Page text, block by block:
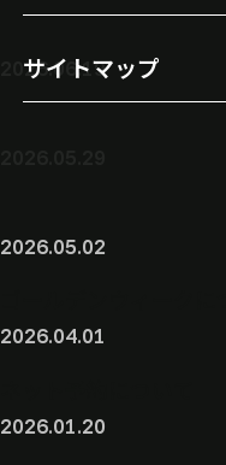
円錐角膜治療
サイトマップ
2023年
2026.06.19
2026.05.02
2026.04.01
2026.01.20